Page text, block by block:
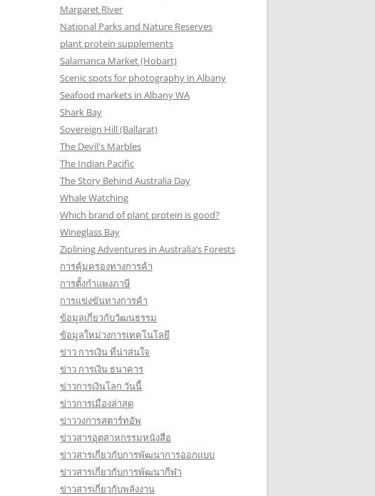
Margaret River
National Parks and Nature Reserves
plant protein supplements
Salamanca Market (Hobart)
Scenic spots for photography in Albany
Seafood markets in Albany WA
Shark Bay
Sovereign Hill (Ballarat)
The Devil's Marbles
The Indian Pacific
The Story Behind Australia Day
Whale Watching
Which brand of plant protein is good?
Wineglass Bay
Ziplining Adventures in Australia’s Forests
การคุ้มครองทางการค้า
การตั้งกำแพงภาษี
การแข่งขันทางการค้า
ข้อมูลเกี่ยวกับวัฒนธรรม
ข้อมูลใหม่วงการเทคโนโลยี
ข่าว การเงิน ที่น่าสนใจ
ข่าว การเงิน ธนาคาร
ข่าวการเงินโลก วันนี้
ข่าวการเมืองล่าสุด
ข่าววงการสตาร์ทอัพ
ข่าวสารอุตสาหกรรมหนังสือ
ข่าวสารเกี่ยวกับการพัฒนาการออกแบบ
ข่าวสารเกี่ยวกับการพัฒนากีฬา
ข่าวสารเกี่ยวกับพลังงาน